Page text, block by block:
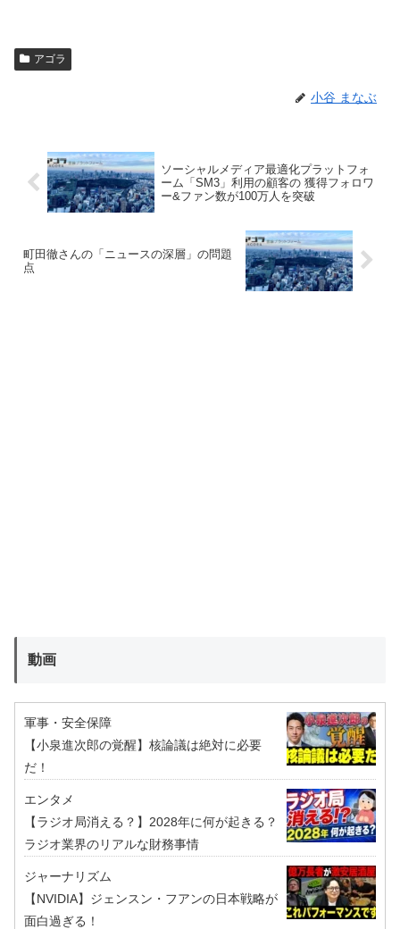
アゴラ
小谷 まなぶ
ソーシャルメディア最適化プラットフォ
ーム「SM3」利用の顧客の 獲得フォロワ
ー&ファン数が100万人を突破
町田徹さんの「ニュースの深層」の問題
点
動画
軍事・安全保障
【小泉進次郎の覚醒】核論議は絶対に必要
だ！
エンタメ
【ラジオ局消える？】2028年に何が起きる？
ラジオ業界のリアルな財務事情
ジャーナリズム
【NVIDIA】ジェンスン・フアンの日本戦略が
面白過ぎる！